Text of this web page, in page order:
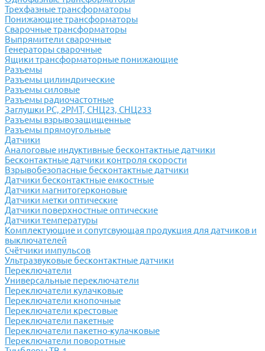
Трехфазные трансформаторы
Понижающие трансформаторы
Сварочные трансформаторы
Выпрямители сварочные
Генераторы сварочные
Ящики трансформаторные понижающие
Разъемы
Разъемы цилиндрические
Разъемы силовые
Разъемы радиочастотные
Заглушки РС, 2РМТ, СНЦ23, СНЦ233
Разъемы взрывозащищенные
Разъемы прямоугольные
Датчики
Аналоговые индуктивные бесконтактные датчики
Бесконтактные датчики контроля скорости
Взрывобезопасные бесконтактные датчики
Датчики бесконтактные емкостные
Датчики магнитогерконовые
Датчики метки оптические
Датчики поверхностные оптические
Датчики температуры
Комплектующие и сопутсвующая продукция для датчиков и
выключателей
Счётчики импульсов
Ультразвуковые бесконтактные датчики
Переключатели
Универсальные переключатели
Переключатели кулачковые
Переключатели кнопочные
Переключатели крестовые
Переключатели пакетные
Переключатели пакетно-кулачковые
Переключатели поворотные